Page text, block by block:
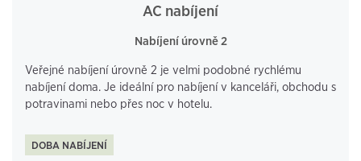
AC nabíjení
Nabíjení úrovně 2
Veřejné nabíjení úrovně 2 je velmi podobné rychlému
nabíjení doma. Je ideální pro nabíjení v kanceláři, obchodu s
potravinami nebo přes noc v hotelu.
DOBA NABÍJENÍ